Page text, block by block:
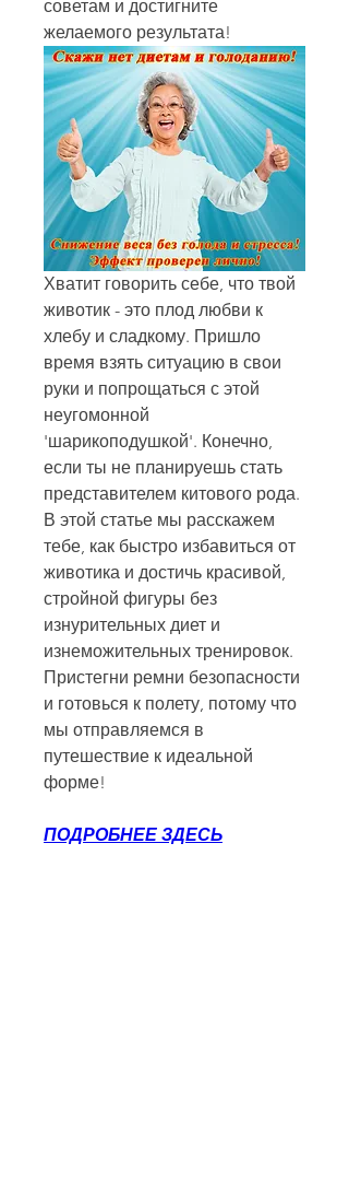
советам и достигните
желаемого результата!
Хватит говорить себе, что твой
животик - это плод любви к
хлебу и сладкому. Пришло
время взять ситуацию в свои
руки и попрощаться с этой
неугомонной
'шарикоподушкой'. Конечно,
если ты не планируешь стать
представителем китового рода.
В этой статье мы расскажем
тебе, как быстро избавиться от
животика и достичь красивой,
стройной фигуры без
изнурительных диет и
изнеможительных тренировок.
Пристегни ремни безопасности
и готовься к полету, потому что
мы отправляемся в
путешествие к идеальной
форме!
ПОДРОБНЕЕ ЗДЕСЬ